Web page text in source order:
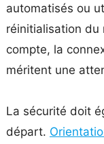
automatisés ou
réinitialisation du
compte, la
méritent une
La sécurité doit
départ.